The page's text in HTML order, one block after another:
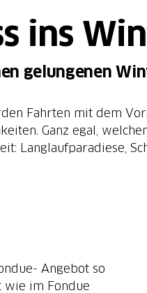
ins
gelungenen
Fahrten mit dem
Ganz egal,
Langlaufparadiese,
Angebot so
wie im Fondue